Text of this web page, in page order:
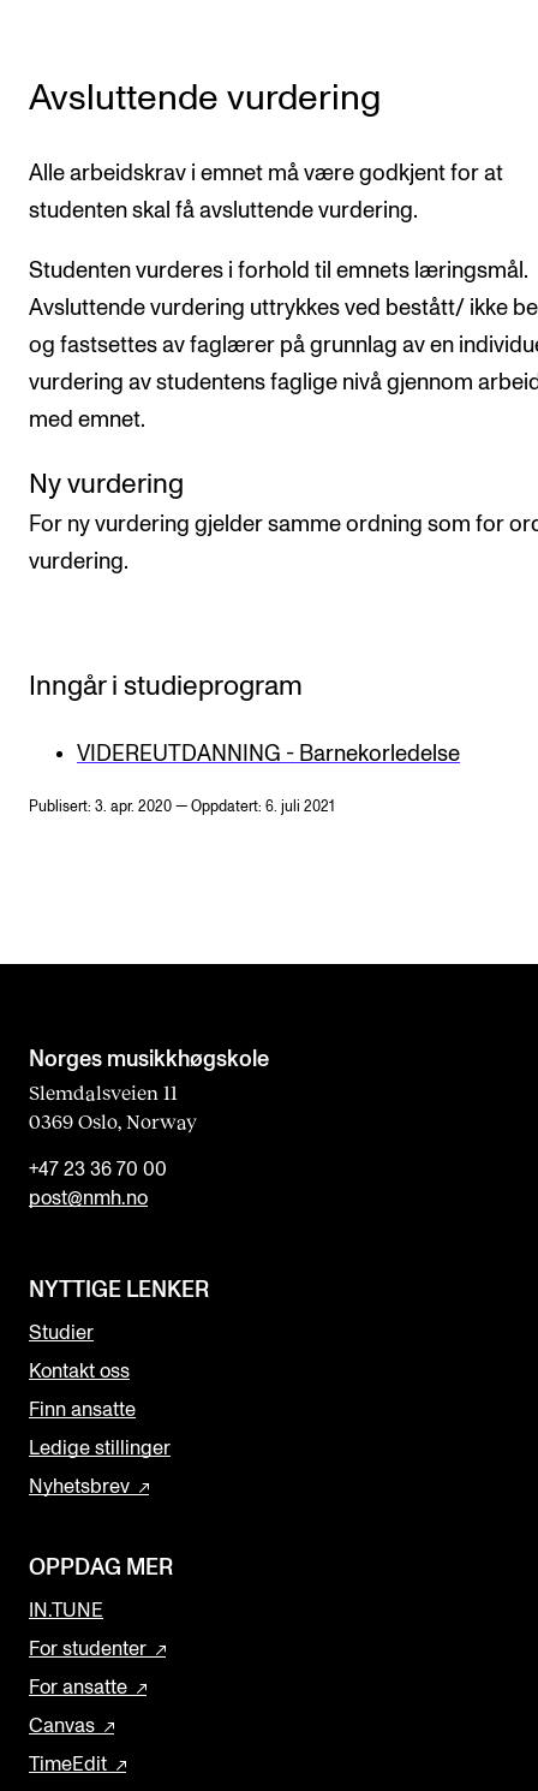
Avsluttende vurdering
Alle arbeidskrav i emnet må være godkjent for at
studenten skal få avsluttende vurdering.
Studenten vurderes i forhold til emnets læringsmål.
Avsluttende vurdering uttrykkes ved bestått/ ikke
og fastsettes av faglærer på grunnlag av en
vurdering av studentens faglige nivå gjennom
med emnet.
Ny vurdering
For ny vurdering gjelder samme ordning som for
vurdering.
Inngår i studieprogram
VIDEREUTDANNING - Barnekorledelse
Publisert: 3. apr. 2020 — Oppdatert: 6. juli 2021
Norges musikk­høgskole
Slemdalsveien 11
0369 Oslo, Norway
+47 23 36 70 00
post@nmh.no
NYTTIGE LENKER
Studier
Kontakt oss
Finn ansatte
Ledige stillinger
Nyhetsbrev
OPPDAG MER
IN.TUNE
For studenter
For ansatte
Canvas
TimeEdit